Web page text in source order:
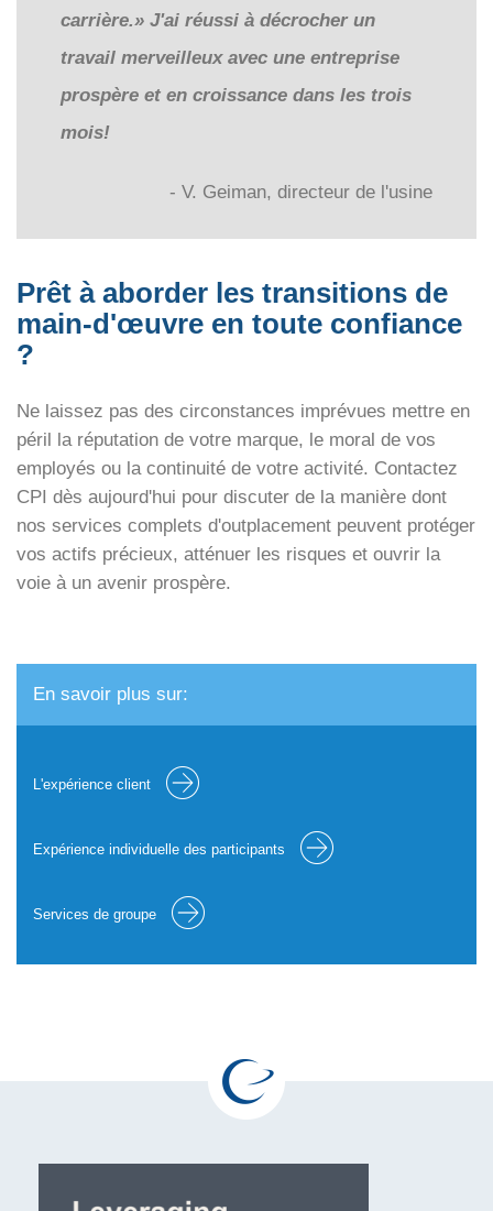
carrière.» J'ai réussi à décrocher un
travail merveilleux avec une entreprise
prospère et en croissance dans les trois
mois!
- V. Geiman, directeur de l'usine
Prêt à aborder les transitions de
main-d'œuvre en toute confiance
?
Ne laissez pas des circonstances imprévues mettre en
péril la réputation de votre marque, le moral de vos
employés ou la continuité de votre activité. Contactez
CPI dès aujourd'hui pour discuter de la manière dont
nos services complets d'outplacement peuvent protéger
vos actifs précieux, atténuer les risques et ouvrir la
voie à un avenir prospère.
En savoir plus sur:
L'expérience client
Expérience individuelle des participants
Services de groupe